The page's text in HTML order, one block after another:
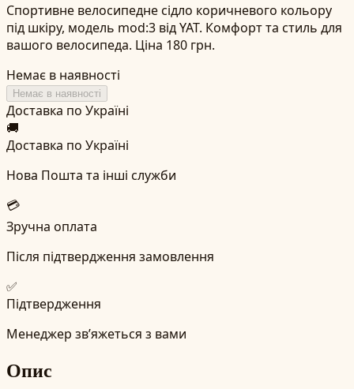
Спортивне велосипедне сідло коричневого кольору
під шкіру, модель mod:3 від YAT. Комфорт та стиль для
вашого велосипеда. Ціна 180 грн.
Немає в наявності
Немає в наявності
Доставка по Україні
🚚
Доставка по Україні
Нова Пошта та інші служби
💳
Зручна оплата
Після підтвердження замовлення
✅
Підтвердження
Менеджер зв’яжеться з вами
Опис